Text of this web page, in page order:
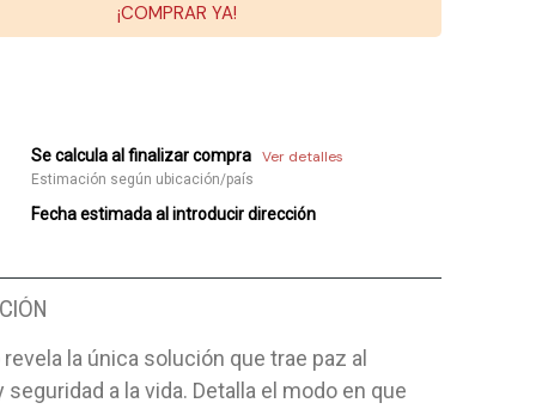
¡COMPRAR YA!
Se calcula al finalizar compra Ver detalles
Estimación según ubicación/país
Fecha estimada al introducir dirección
la única solución que trae paz al
seguridad a la vida. Detalla el modo en que